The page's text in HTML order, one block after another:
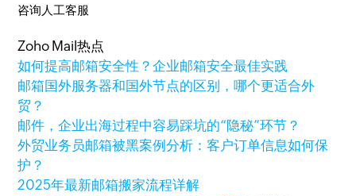
咨询人工客服
Zoho Mail热点
如何提高邮箱安全性？企业邮箱安全最佳实践
邮箱国外服务器和国外节点的区别，哪个更适合外
贸？
邮件，企业出海过程中容易踩坑的“隐秘”环节？
外贸业务员邮箱被黑案例分析：客户订单信息如何保
护？
2025年最新邮箱搬家流程详解